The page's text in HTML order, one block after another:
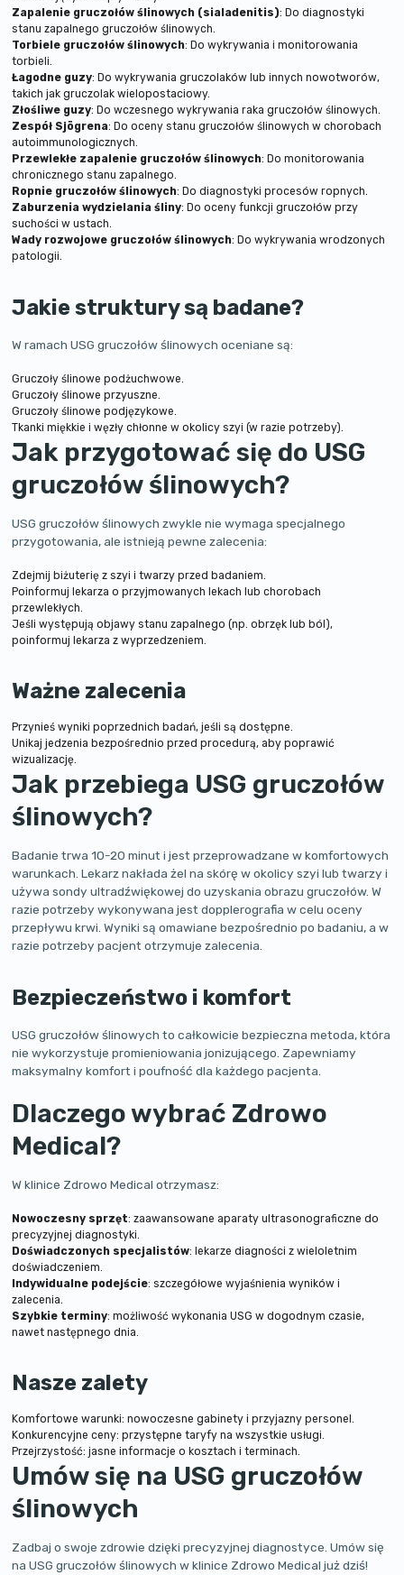
Zapalenie gruczołów ślinowych (sialadenitis): Do diagnostyki
stanu zapalnego gruczołów ślinowych.
Torbiele gruczołów ślinowych: Do wykrywania i monitorowania
torbieli.
Łagodne guzy: Do wykrywania gruczolaków lub innych nowotworów,
takich jak gruczolak wielopostaciowy.
Złośliwe guzy: Do wczesnego wykrywania raka gruczołów ślinowych.
Zespół Sjögrena: Do oceny stanu gruczołów ślinowych w chorobach
autoimmunologicznych.
Przewlekłe zapalenie gruczołów ślinowych: Do monitorowania
chronicznego stanu zapalnego.
Ropnie gruczołów ślinowych: Do diagnostyki procesów ropnych.
Zaburzenia wydzielania śliny: Do oceny funkcji gruczołów przy
suchości w ustach.
Wady rozwojowe gruczołów ślinowych: Do wykrywania wrodzonych
patologii.
Jakie struktury są badane?
W ramach USG gruczołów ślinowych oceniane są:
Gruczoły ślinowe podżuchwowe.
Gruczoły ślinowe przyuszne.
Gruczoły ślinowe podjęzykowe.
Tkanki miękkie i węzły chłonne w okolicy szyi (w razie potrzeby).
Jak przygotować się do USG
gruczołów ślinowych?
USG gruczołów ślinowych zwykle nie wymaga specjalnego
przygotowania, ale istnieją pewne zalecenia:
Zdejmij biżuterię z szyi i twarzy przed badaniem.
Poinformuj lekarza o przyjmowanych lekach lub chorobach
przewlekłych.
Jeśli występują objawy stanu zapalnego (np. obrzęk lub ból),
poinformuj lekarza z wyprzedzeniem.
Ważne zalecenia
Przynieś wyniki poprzednich badań, jeśli są dostępne.
Unikaj jedzenia bezpośrednio przed procedurą, aby poprawić
wizualizację.
Jak przebiega USG gruczołów
ślinowych?
Badanie trwa 10-20 minut i jest przeprowadzane w komfortowych
warunkach. Lekarz nakłada żel na skórę w okolicy szyi lub twarzy i
używa sondy ultradźwiękowej do uzyskania obrazu gruczołów. W
razie potrzeby wykonywana jest dopplerografia w celu oceny
przepływu krwi. Wyniki są omawiane bezpośrednio po badaniu, a w
razie potrzeby pacjent otrzymuje zalecenia.
Bezpieczeństwo i komfort
USG gruczołów ślinowych to całkowicie bezpieczna metoda, która
nie wykorzystuje promieniowania jonizującego. Zapewniamy
maksymalny komfort i poufność dla każdego pacjenta.
Dlaczego wybrać Zdrowo
Medical?
W klinice Zdrowo Medical otrzymasz:
Nowoczesny sprzęt: zaawansowane aparaty ultrasonograficzne do
precyzyjnej diagnostyki.
Doświadczonych specjalistów: lekarze diagności z wieloletnim
doświadczeniem.
Indywidualne podejście: szczegółowe wyjaśnienia wyników i
zalecenia.
Szybkie terminy: możliwość wykonania USG w dogodnym czasie,
nawet następnego dnia.
Nasze zalety
Komfortowe warunki: nowoczesne gabinety i przyjazny personel.
Konkurencyjne ceny: przystępne taryfy na wszystkie usługi.
Przejrzystość: jasne informacje o kosztach i terminach.
Umów się na USG gruczołów
ślinowych
Zadbaj o swoje zdrowie dzięki precyzyjnej diagnostyce. Umów się
na USG gruczołów ślinowych w klinice Zdrowo Medical już dziś!